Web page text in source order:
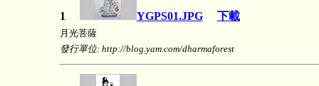
1 YGPS01.JPG 下載
月光菩薩
發行單位: http://blog.yam.com/dharmaforest